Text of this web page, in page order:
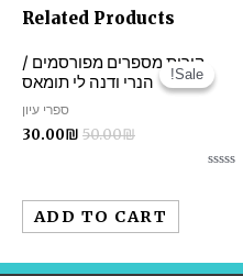
Related Products
Sale!
Sale!
קורות מספרים מפורסמים /
הנרי ודנה לי תומאס
ספרי עיון
50.00₪
30.00₪
ADD TO CART